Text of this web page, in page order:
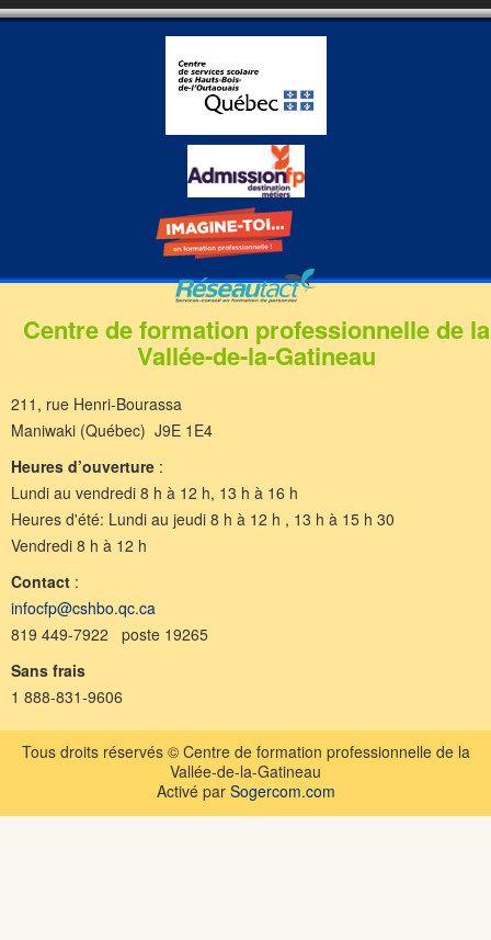
Centre de formation professionnelle de la
Vallée-de-la-Gatineau
211, rue Henri-Bourassa
Maniwaki (Québec) J9E 1E4
Heures d’ouverture :
Lundi au vendredi 8 h à 12 h, 13 h à 16 h
Heures d'été: Lundi au jeudi 8 h à 12 h , 13 h à 15 h 30
Vendredi 8 h à 12 h
Contact :
infocfp@cshbo.qc.ca
819 449-7922 poste 19265
Sans frais
1 888-831-9606
Tous droits réservés © Centre de formation professionnelle de la
Vallée-de-la-Gatineau
Activé par Sogercom.com